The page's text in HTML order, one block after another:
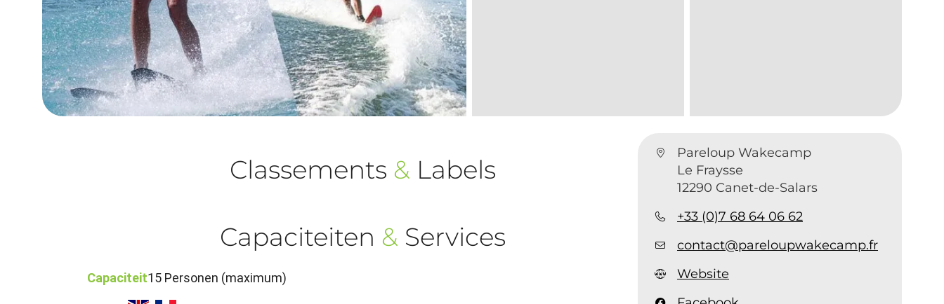
Pareloup Wakecamp
Le Fraysse
12290 Canet-de-Salars
+33 (0)7 68 64 06 62
contact@pareloupwakecamp.fr
Website
Classements & Labels
Capaciteiten & Services
Capaciteit15 Personen (maximum)